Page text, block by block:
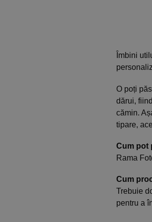
Îmbini
O poți
dărui,
cămin.
tipare,
Cum pot
Rama
Cum
Trebuie
pentru a